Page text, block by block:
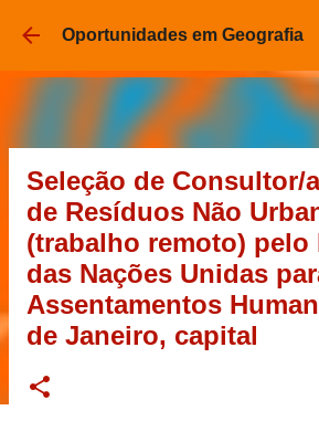
Pular para o conteúdo
Oportunidades em Geografia
Seleção de Consultor/
de Resíduos Não
(trabalho remoto) pelo
das Nações Unidas
Assentamentos
de Janeiro, capital